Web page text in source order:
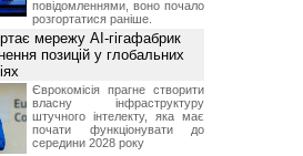
повідомленнями, воно почало
розгортатися раніше.
мережу AI-гігафабрик
позицій у глобальних
Єврокомісія прагне створити
власну інфраструктуру
штучного інтелекту, яка має
почати функціонувати до
середини 2028 року